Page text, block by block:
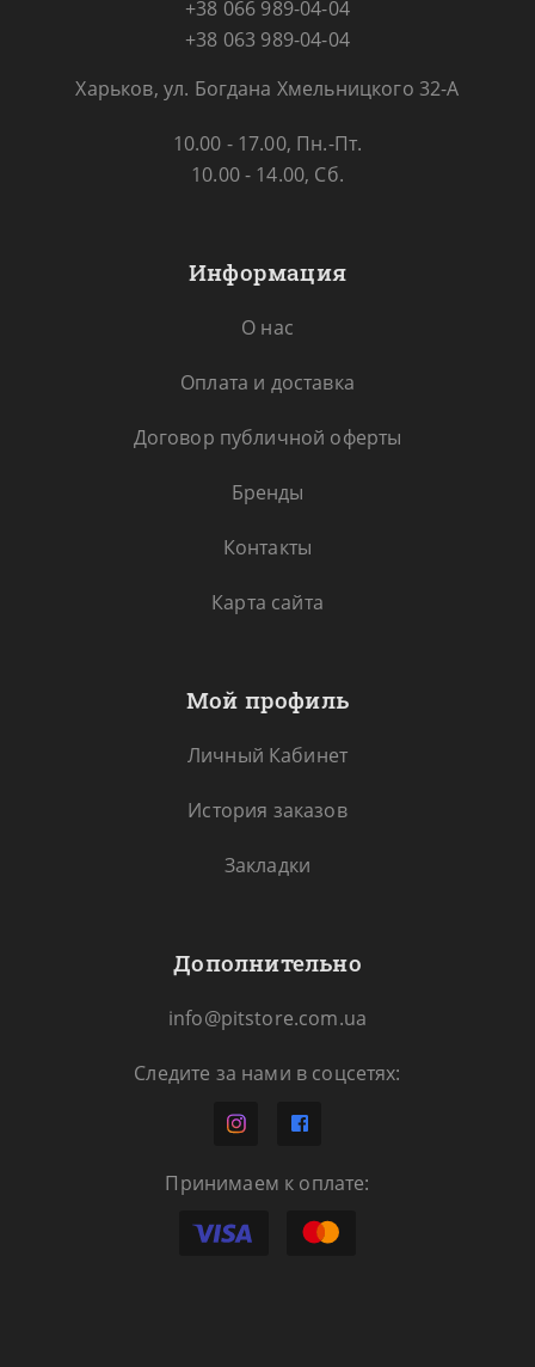
+38 066 989-04-04
+38 063 989-04-04
Харьков, ул. Богдана Хмельницкого 32-А
10.00 - 17.00, Пн.-Пт.
10.00 - 14.00, Сб.
Информация
О нас
Оплата и доставка
Договор публичной оферты
Бренды
Контакты
Карта сайта
Мой профиль
Личный Кабинет
История заказов
Закладки
Дополнительно
info@pitstore.com.ua
Следите за нами в соцсетях:
Принимаем к оплате: